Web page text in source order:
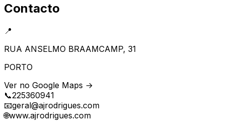
Contacto
📍
RUA ANSELMO BRAAMCAMP, 31
PORTO
Ver no Google Maps →
📞225360941
📧geral@ajrodrigues.com
🌐www.ajrodrigues.com